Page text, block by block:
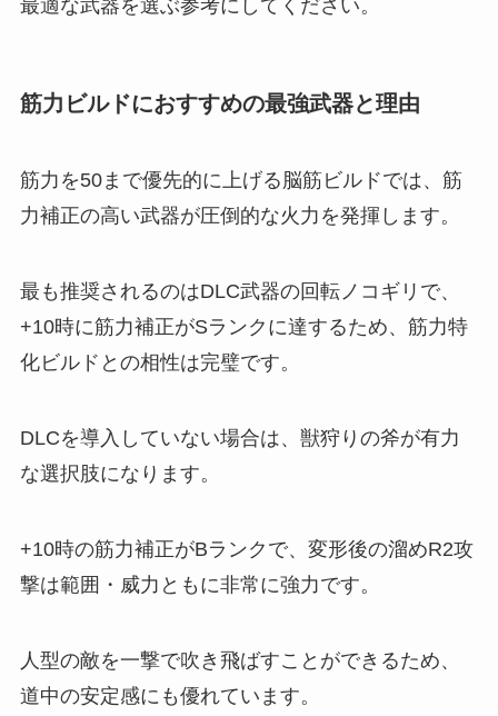
最適な武器を選ぶ参考にしてください。
筋力ビルドにおすすめの最強武器と理由
筋力を50まで優先的に上げる脳筋ビルドでは、筋
力補正の高い武器が圧倒的な火力を発揮します。
最も推奨されるのはDLC武器の回転ノコギリで、
+10時に筋力補正がSランクに達するため、筋力特
化ビルドとの相性は完璧です。
DLCを導入していない場合は、獣狩りの斧が有力
な選択肢になります。
+10時の筋力補正がBランクで、変形後の溜めR2攻
撃は範囲・威力ともに非常に強力です。
人型の敵を一撃で吹き飛ばすことができるため、
道中の安定感にも優れています。